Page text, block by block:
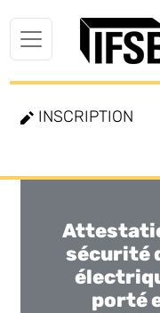
INSCRIPTION
Toggle
navigation
sécurité
porté